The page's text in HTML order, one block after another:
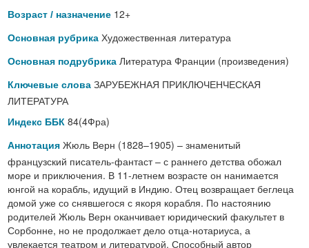
Возраст / назначение 12+
Основная рубрика Художественная литература
Основная подрубрика Литература Франции (произведения)
Ключевые слова ЗАРУБЕЖНАЯ ПРИКЛЮЧЕНЧЕСКАЯ
ЛИТЕРАТУРА
Индекс ББК 84(4Фра)
Аннотация Жюль Верн (1828–1905) – знаменитый
французский писатель-фантаст – с раннего детства обожал
море и приключения. В 11-летнем возрасте он нанимается
юнгой на корабль, идущий в Индию. Отец возвращает беглеца
домой уже со снявшегося с якоря корабля. По настоянию
родителей Жюль Верн оканчивает юридический факультет в
Сорбонне, но не продолжает дело отца-нотариуса, а
увлекается театром и литературой. Способный автор